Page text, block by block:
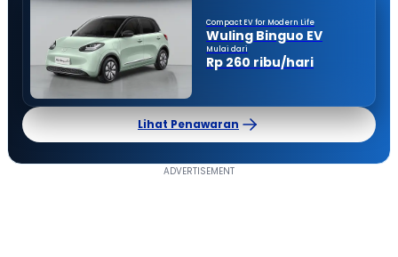
Compact EV for Modern Life
Wuling Binguo EV
Mulai dari
Rp 260 ribu/hari
Lihat Penawaran